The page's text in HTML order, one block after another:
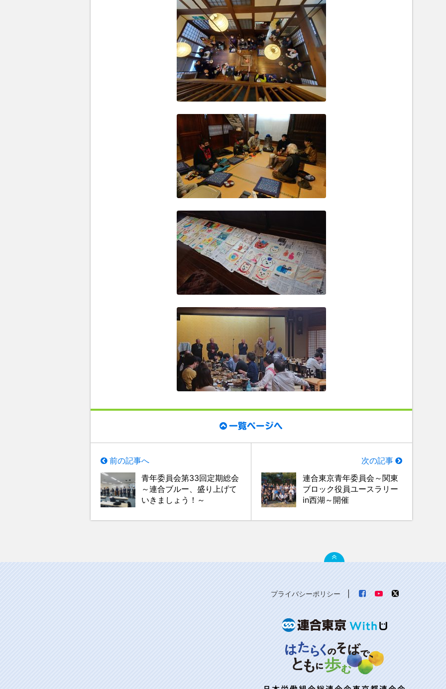
一覧ページへ
前の記事へ
青年委員会第33回定期総会
～連合ブルー、盛り上げて
いきましょう！～
次の記事
連合東京青年委員会～関東
ブロック役員ユースラリー
in西湖～開催
プライバシーポリシー